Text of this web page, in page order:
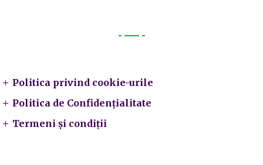
Politica privind cookie-urile
Politica de Confidențialitate
Termeni și condiții